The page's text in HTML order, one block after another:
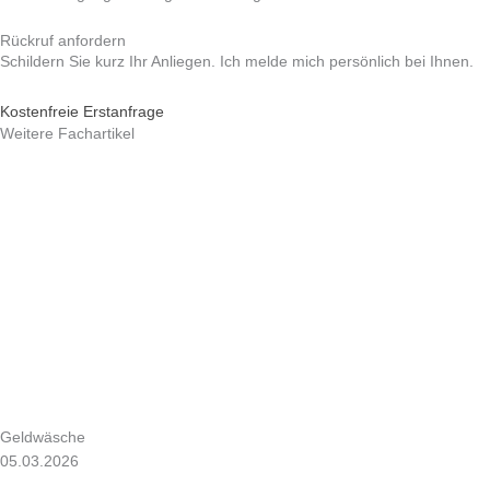
Rückruf anfordern
Schildern Sie kurz Ihr Anliegen. Ich melde mich persönlich bei Ihnen.
Kostenfreie Erstanfrage
Weitere Fachartikel
Geldwäsche
05.03.2026